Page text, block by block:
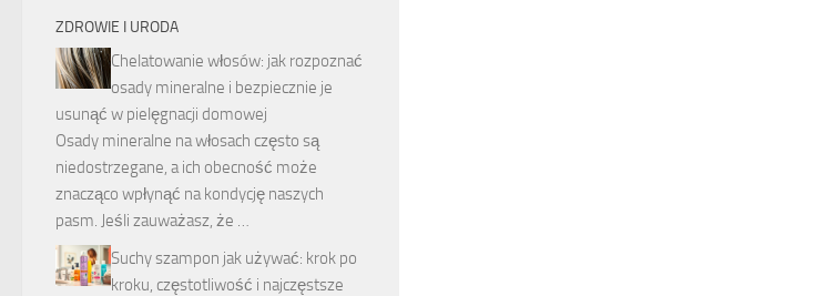
ZDROWIE I URODA
Chelatowanie włosów: jak rozpoznać
osady mineralne i bezpiecznie je
usunąć w pielęgnacji domowej
Osady mineralne na włosach często są
niedostrzegane, a ich obecność może
znacząco wpłynąć na kondycję naszych
pasm. Jeśli zauważasz, że …
Suchy szampon jak używać: krok po
kroku, częstotliwość i najczęstsze